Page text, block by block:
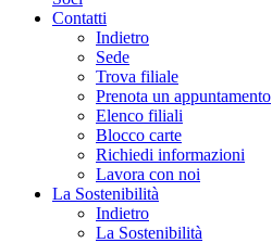
Contatti
Indietro
Sede
Trova filiale
Prenota un appuntamento
Elenco filiali
Blocco carte
Richiedi informazioni
Lavora con noi
La Sostenibilità
Indietro
La Sostenibilità